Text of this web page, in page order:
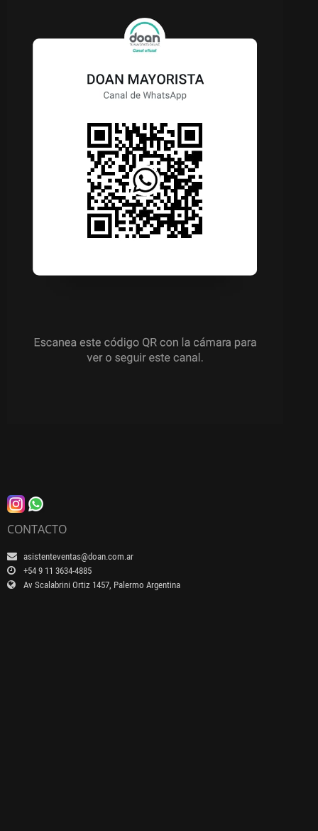
CONTACTO
asistenteventas@doan.com.ar
+54 9 11 3634-4885
Av Scalabrini Ortiz 1457, Palermo Argentina